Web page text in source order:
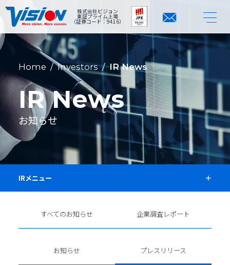
株式会社ビジョン
東証プライム上場
（証券コード：9416）
Home /Investors/IR News
IR News
お知らせ
IRメニュー
すべてのお知らせ 企業調査レポート
お知らせ プレスリリース